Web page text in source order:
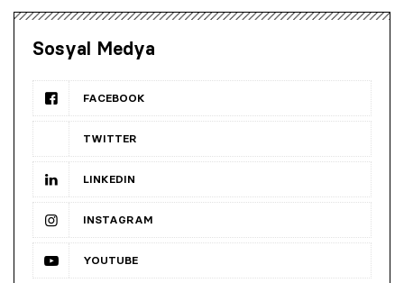
Sosyal Medya
FACEBOOK
TWITTER
LINKEDIN
INSTAGRAM
YOUTUBE